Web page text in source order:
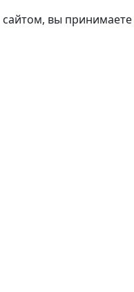
вы принимаете